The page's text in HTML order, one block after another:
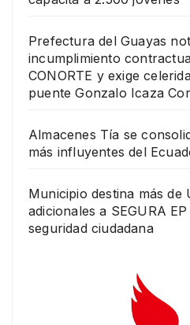
Prefectura del Guayas
incumplimiento
CONORTE y exige
puente Gonzalo Icaza
Almacenes Tía se
más influyentes del
Municipio destina más de
adicionales a SEGURA
seguridad ciudadana